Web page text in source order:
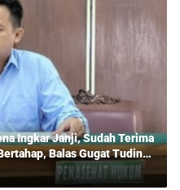
Ingkar Janji, Sudah Terima
Balas Gugat Tuding